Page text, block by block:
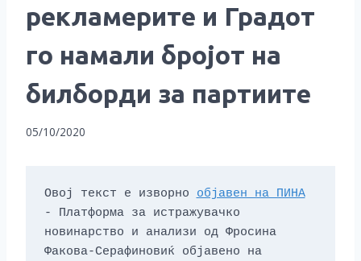
рекламерите и Градот
го намали бројот на
билборди за партиите
05/10/2020
Овој текст е изворно објавен на ПИНА
- Платформа за истражувачко
новинарство и анализи од Фросина
Факова-Серафиновиќ објавено на